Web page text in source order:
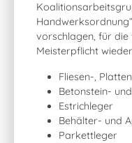
vorschlagen, für die
Meisterpflicht
Fliesen-,
Betonstein-
Estrichleger
Behälter- und
Parkettleger